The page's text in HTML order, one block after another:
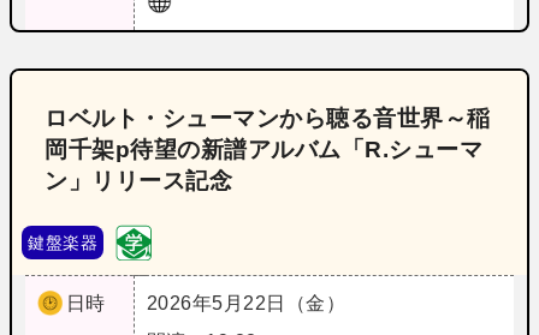
ロベルト・シューマンから聴る音世界～稲
岡千架p待望の新譜アルバム「R.シューマ
ン」リリース記念
鍵盤楽器
日時
2026年5月22日（金）